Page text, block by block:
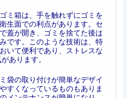
ミ箱は、手を触れずにゴミを
生面での利点があります。セ
蓋が開き、ゴミを捨てた後は
です。このような技術は、特
いて便利であり、ストレスな
あります。
袋の取り付けが簡単なデザイ
すくなっているものもありま